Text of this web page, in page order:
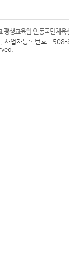
생교육원 안동국민
, 사업자등록번호 :